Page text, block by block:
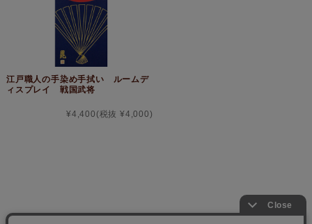
江戸職人の手染め手拭い ルームデ
ィスプレイ 戦国武将
¥4,400 (税抜 ¥4,000)